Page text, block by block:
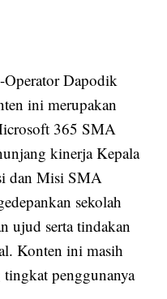
Operator Dapodik
ini merupakan
365 SMA
kinerja Kepala
dan Misi SMA
sekolah
ujud serta tindakan
Konten ini masih
penggunanya